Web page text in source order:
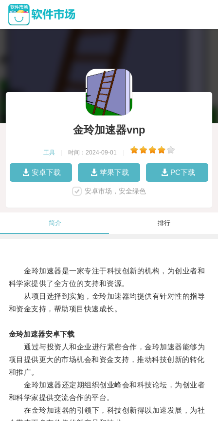
金玲加速器vnp
工具 时间：2024-09-01
安卓下载 苹果下载 PC下载
安卓市场，安全绿色
简介 排行
金玲加速器是一家专注于科技创新的机构，为创业者和
科学家提供了全方位的支持和资源。
从项目选择到实施，金玲加速器均提供有针对性的指导
和资金支持，帮助项目快速成长。
金玲加速器安卓下载
通过与投资人和企业进行紧密合作，金玲加速器能够为
项目提供更大的市场机会和资金支持，推动科技创新的转化
和推广。
金玲加速器还定期组织创业峰会和科技论坛，为创业者
和科学家提供交流合作的平台。
在金玲加速器的引领下，科技创新得以加速发展，为社